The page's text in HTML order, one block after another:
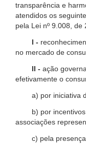
transparência e
atendidos os
pela Lei nº 9.008, de
I -
no mercado de
II - ação
efetivamente o
a) por iniciativa
b) por incentivos
associações
c) pela presença